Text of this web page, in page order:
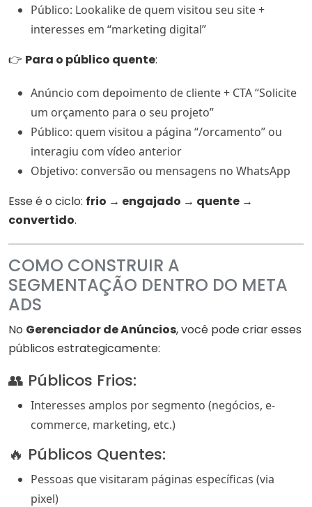
Público: Lookalike de quem visitou seu site +
interesses em “marketing digital”
👉 Para o público quente:
Anúncio com depoimento de cliente + CTA “Solicite
um orçamento para o seu projeto”
Público: quem visitou a página “/orcamento” ou
interagiu com vídeo anterior
Objetivo: conversão ou mensagens no WhatsApp
Esse é o ciclo: frio → engajado → quente →
convertido.
COMO CONSTRUIR A
SEGMENTAÇÃO DENTRO DO META
ADS
No Gerenciador de Anúncios, você pode criar esses
públicos estrategicamente:
👥 Públicos Frios:
Interesses amplos por segmento (negócios, e-
commerce, marketing, etc.)
🔥 Públicos Quentes:
Pessoas que visitaram páginas específicas (via
pixel)